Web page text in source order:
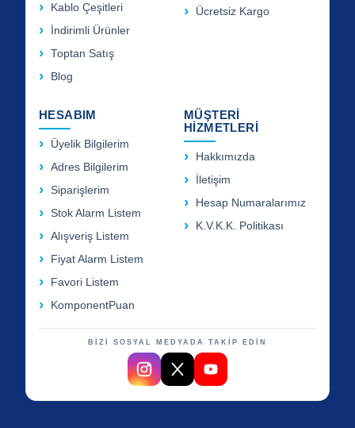
Kablo Çeşitleri
İndirimli Ürünler
Toptan Satış
Blog
Ücretsiz Kargo
HESABIM
Üyelik Bilgilerim
Adres Bilgilerim
Siparişlerim
Stok Alarm Listem
Alışveriş Listem
Fiyat Alarm Listem
Favori Listem
KomponentPuan
MÜŞTERİ
HİZMETLERİ
Hakkımızda
İletişim
Hesap Numaralarımız
K.V.K.K. Politikası
BİZİ SOSYAL MEDYADA TAKİP EDİN